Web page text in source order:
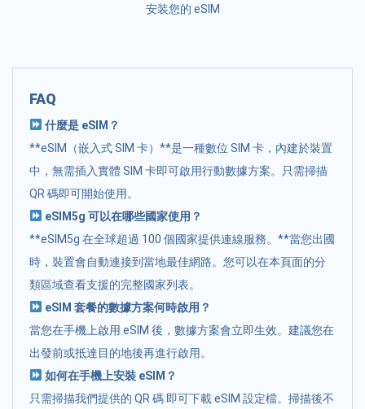
安装您的 eSIM
FAQ
什麼是 eSIM？
**eSIM（嵌入式 SIM 卡）**是一種數位 SIM 卡，內建於裝置
中，無需插入實體 SIM 卡即可啟用行動數據方案。只需掃描
QR 碼即可開始使用。
eSIM5g 可以在哪些國家使用？
**eSIM5g 在全球超過 100 個國家提供連線服務。**當您出國
時，裝置會自動連接到當地最佳網路。您可以在本頁面的分
類區域查看支援的完整國家列表。
eSIM 套餐的數據方案何時啟用？
當您在手機上啟用 eSIM 後，數據方案會立即生效。建議您在
出發前或抵達目的地後再進行啟用。
如何在手機上安裝 eSIM？
只需掃描我們提供的 QR 碼 即可下載 eSIM 設定檔。掃描後不